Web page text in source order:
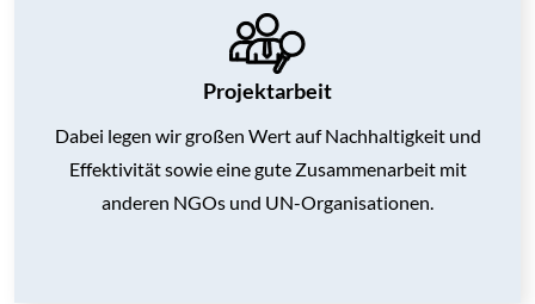
Projektarbeit
Dabei legen wir großen Wert auf Nachhaltigkeit und
Effektivität sowieeine gute Zusammenarbeit mit
anderen NGOs und UN-Organisationen.